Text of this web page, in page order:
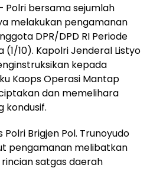
Polri bersama sejumlah
melakukan pengamanan
DPR/DPD RI Periode
(1/10). Kapolri Jenderal Listyo
kepada
Kaops Operasi Mantap
dan memelihara
kondusif.
Brigjen Pol. Trunoyudo
pengamanan melibatkan
satgas daerah